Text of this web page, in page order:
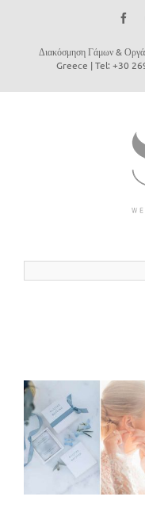
Διακόσμηση Γάμων &
Greece | Tel: +30